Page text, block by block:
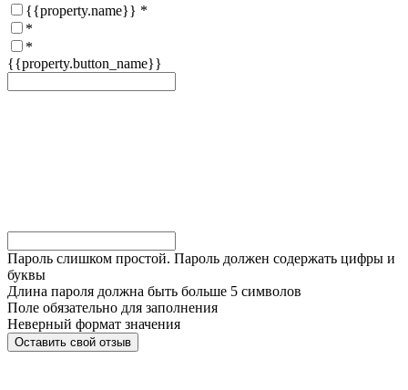
{{property.name}} *
*
*
{{property.button_name}}
Пароль слишком простой. Пароль должен содержать цифры и
буквы
Длина пароля должна быть больше 5 символов
Поле обязательно для заполнения
Неверный формат значения